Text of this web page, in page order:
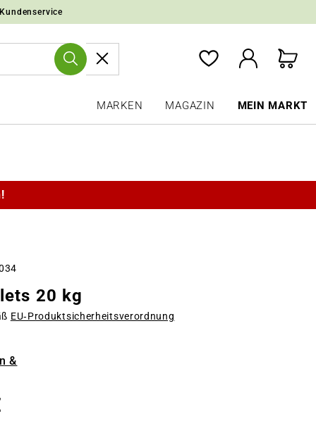
MARKEN MAGAZIN MEIN MARKT
&
20 kg
EU‑Produktsicherheitsverordnung